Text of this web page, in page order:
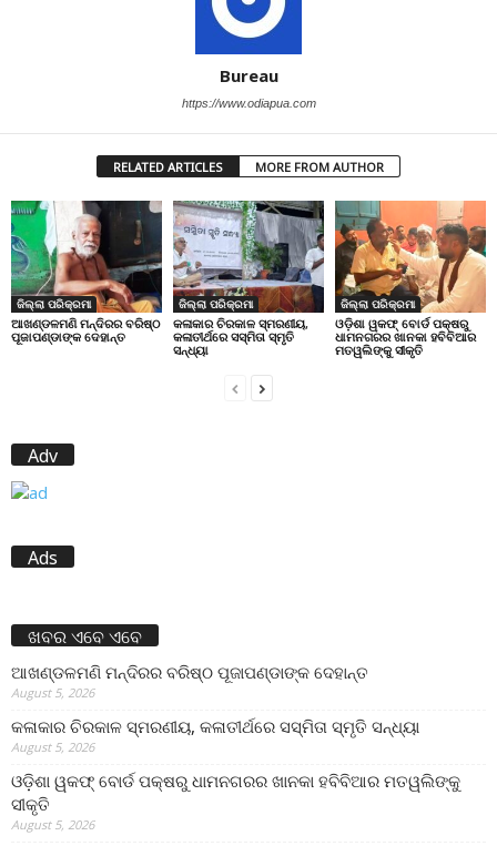
Bureau
https://www.odiapua.com
RELATED ARTICLES MORE FROM AUTHOR
ଜିଲ୍ଲା ପରିକ୍ରମା
ଆଖଣ୍ଡଳମଣି ମନ୍ଦିରର ବରିଷ୍ଠ
ପୂଜାପଣ୍ଡାଙ୍କ ଦେହାନ୍ତ
ଜିଲ୍ଲା ପରିକ୍ରମା
କଳାକାର ଚିରକାଳ ସ୍ମରଣୀୟ,
କଳାତୀର୍ଥରେ ସସ୍ମିତା ସ୍ମୃତି
ସନ୍ଧ୍ୟା
ଜିଲ୍ଲା ପରିକ୍ରମା
ଓଡ଼ିଶା ୱକଫ୍ ବୋର୍ଡ ପକ୍ଷରୁ
ଧାମନଗରର ଖାନକା ହବିବିଆର
ମତୱଲିଙ୍କୁ ସୀକୃତି
Adv
Ads
ଖବର ଏବେ ଏବେ
ଆଖଣ୍ଡଳମଣି ମନ୍ଦିରର ବରିଷ୍ଠ ପୂଜାପଣ୍ଡାଙ୍କ ଦେହାନ୍ତ
August 5, 2026
କଳାକାର ଚିରକାଳ ସ୍ମରଣୀୟ, କଳାତୀର୍ଥରେ ସସ୍ମିତା ସ୍ମୃତି ସନ୍ଧ୍ୟା
August 5, 2026
ଓଡ଼ିଶା ୱକଫ୍ ବୋର୍ଡ ପକ୍ଷରୁ ଧାମନଗରର ଖାନକା ହବିବିଆର ମତୱଲିଙ୍କୁ
ସୀକୃତି
August 5, 2026